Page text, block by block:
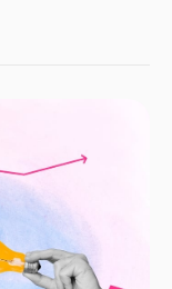
는 그룹 채팅방입니다.
반복됩니다.
인 걸까요. 하락 후
제 1상 성공!AI코인
가 에미넴 랩을?’... 中
다 읽지 않은
습니다.
전에&nbsp;이미
시지가 가득한 것을